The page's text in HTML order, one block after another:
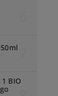
BIO